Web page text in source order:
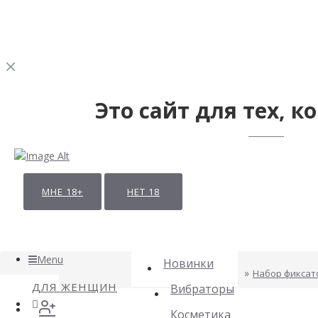
Это сайт для тех,
МНЕ 18+ НЕТ 18
Menu
ДЛЯ ЖЕНЩИН
Новинки
Вибраторы
Косметика
Набор